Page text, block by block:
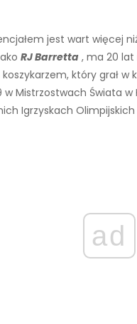
jest wart więcej
RJ Barretta , ma 20 lat
który grał
w Mistrzostwach Świata w
Igrzyskach Olimpijskich
ad